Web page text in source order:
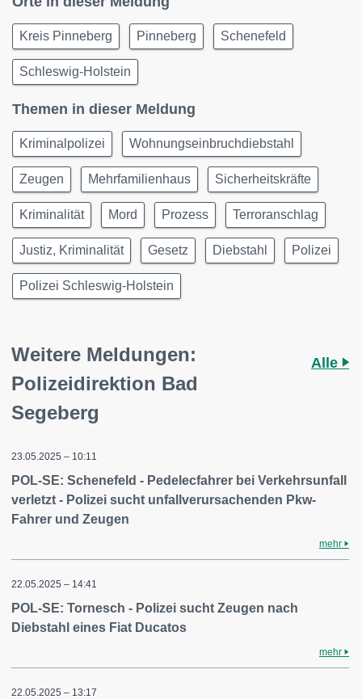
Kreis Pinneberg Pinneberg Schenefeld
Schleswig-Holstein
Themen in dieser Meldung
Kriminalpolizei Wohnungseinbruchdiebstahl
Zeugen Mehrfamilienhaus Sicherheitskräfte
Kriminalität Mord Prozess Terroranschlag
Justiz, Kriminalität Gesetz Diebstahl Polizei
Polizei Schleswig-Holstein
Weitere Meldungen:
Polizeidirektion Bad
Segeberg
Alle
23.05.2025 – 10:11
POL-SE: Schenefeld - Pedelecfahrer bei Verkehrsunfall
verletzt - Polizei sucht unfallverursachenden Pkw-
Fahrer und Zeugen
mehr
22.05.2025 – 14:41
POL-SE: Tornesch - Polizei sucht Zeugen nach
Diebstahl eines Fiat Ducatos
mehr
22.05.2025 – 13:17